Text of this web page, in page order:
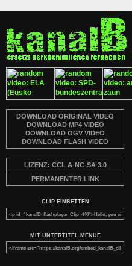
DOWNLOAD ORIGINAL VIDEO
DOWNLOAD MP4 VIDEO
DOWNLOAD OGV VIDEO
DOWNLOAD FLASH VIDEO
LIZENZ: CCL A-NC-SA 3.0
PERMANENTER LINK
CLIP EINBETTEN
MIT UNTERTITEL MENUE